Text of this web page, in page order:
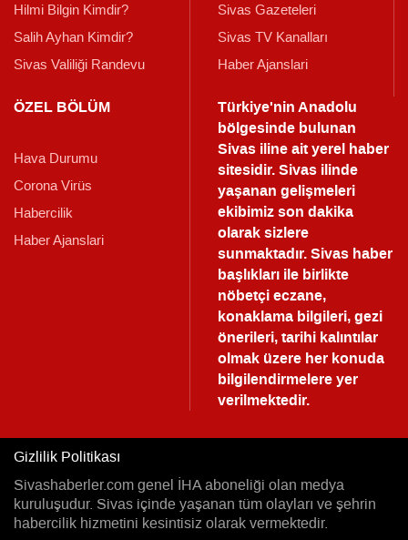
Hilmi Bilgin Kimdir?
Salih Ayhan Kimdir?
Sivas Valiliği Randevu
Sivas Gazeteleri
Sivas TV Kanalları
Haber Ajanslari
ÖZEL BÖLÜM
Hava Durumu
Corona Virüs
Habercilik
Haber Ajanslari
Türkiye'nin Anadolu
bölgesinde bulunan
Sivas iline ait yerel haber
sitesidir. Sivas ilinde
yaşanan gelişmeleri
ekibimiz son dakika
olarak sizlere
sunmaktadır.Sivas haber
başlıkları ile birlikte
nöbetçi eczane,
konaklama bilgileri, gezi
önerileri, tarihi kalıntılar
olmak üzere her konuda
bilgilendirmelere yer
verilmektedir.
Gizlilik Politikası
Sivashaberler.com genel İHA aboneliği olan medya
kuruluşudur. Sivas içinde yaşanan tüm olayları ve şehrin
habercilik hizmetini kesintisiz olarak vermektedir.